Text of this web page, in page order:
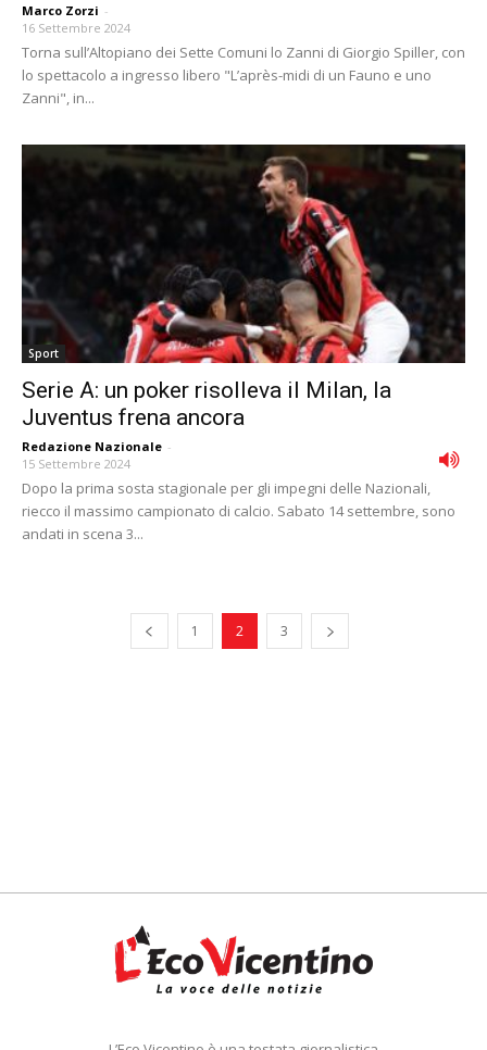
Marco Zorzi -
16 Settembre 2024
Torna sull’Altopiano dei Sette Comuni lo Zanni di Giorgio Spiller, con
lo spettacolo a ingresso libero "L’après-midi di un Fauno e uno
Zanni", in...
Sport
Serie A: un poker risolleva il Milan, la
Juventus frena ancora
Redazione Nazionale -
15 Settembre 2024
Dopo la prima sosta stagionale per gli impegni delle Nazionali,
riecco il massimo campionato di calcio. Sabato 14 settembre, sono
andati in scena 3...
1 2 3